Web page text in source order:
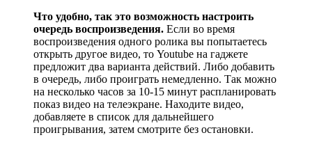
Что удобно, так это возможность настроить
очередь воспроизведения. Если во время
воспроизведения одного ролика вы попытаетесь
открыть другое видео, то Youtube на гаджете
предложит два варианта действий. Либо добавить
в очередь, либо проиграть немедленно. Так можно
на несколько часов за 10-15 минут распланировать
показ видео на телеэкране. Находите видео,
добавляете в список для дальнейшего
проигрывания, затем смотрите без остановки.